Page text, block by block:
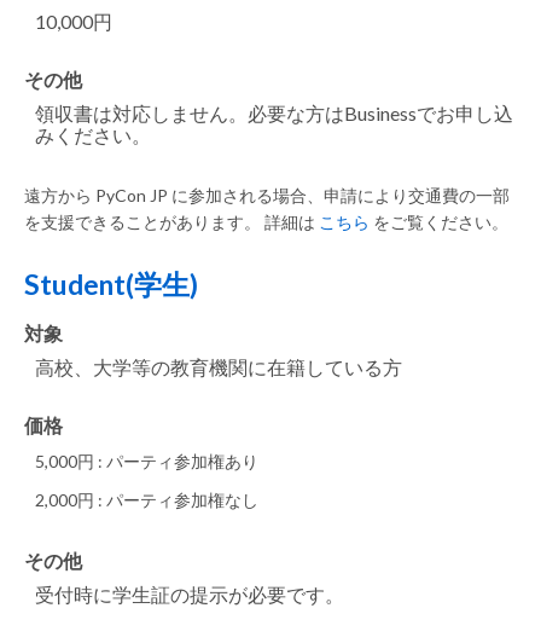
10,000円
その他
領収書は対応しません。必要な方はBusinessでお申し込
みください。
遠方から PyCon JP に参加される場合、申請により交通費の一部
を支援できることがあります。 詳細は こちら をご覧ください。
Student(学生)
対象
高校、大学等の教育機関に在籍している方
価格
5,000円 : パーティ参加権あり
2,000円 : パーティ参加権なし
その他
受付時に学生証の提示が必要です。